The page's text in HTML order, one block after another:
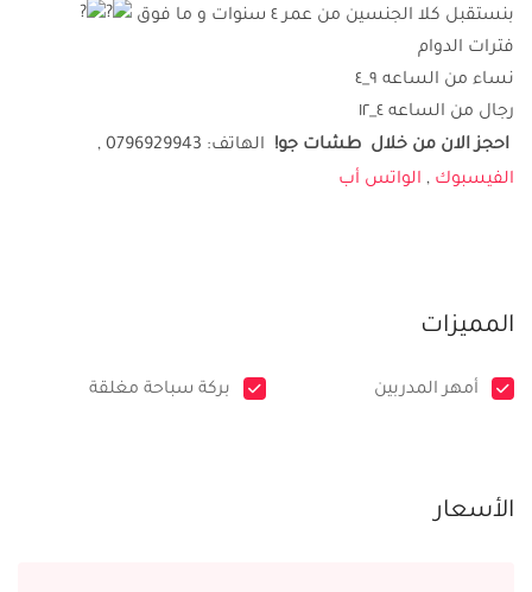
بنستقبل كلا الجنسين من عمر ٤ سنوات و ما فوق
فترات الدوام
نساء من الساعه ٩_٤
رجال من الساعه ٤_١٢
احجز الان من خلال طشات جو! الهاتف: 0796929943 ,
الفيسبوك , الواتس أب
المميزات
أمهر المدربين بركة سباحة مغلقة
الأسعار